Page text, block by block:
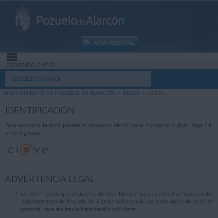
PozuelodeAlarcón
ÁREA PERSONAL
INICIO
MI CARPETA
INFORMACIÓN MUNICIPAL
AYUDA
08/08/2026 12:46:35
SEDE ELECTRÓNICA
AYUNTAMIENTO DE POZUELO DE ALARCÓN > INICIO > LOGIN
IDENTIFICACIÓN
Para acceder a la zona privada es necesario identificarse mediante Cl@ve. Haga clic
en el logotipo.
ADVERTENCIA LEGAL
Le informamos que el sistema de Sede Electrónica y de Portal de Servicios del
Ayuntamiento de Pozuelo de Alarcón solicita a los usuarios datos de carácter
personal para realizar la tramitación solicitada.